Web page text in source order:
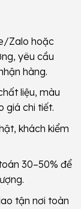
Zalo hoặc
yêu cầu
hàng.
liệu, màu
giá chi tiết.
khách kiểm
30–50% để
tận nơi toàn